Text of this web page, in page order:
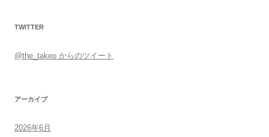
TWITTER
@the_takeo からのツイート
アーカイブ
2026年6月